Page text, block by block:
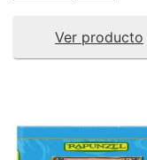
Ver producto